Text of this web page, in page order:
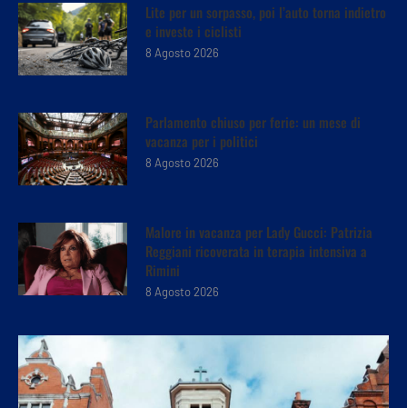
Lite per un sorpasso, poi l’auto torna indietro
e investe i ciclisti
8 Agosto 2026
Parlamento chiuso per ferie: un mese di
vacanza per i politici
8 Agosto 2026
Malore in vacanza per Lady Gucci: Patrizia
Reggiani ricoverata in terapia intensiva a
Rimini
8 Agosto 2026